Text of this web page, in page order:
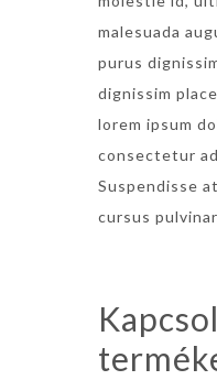
malesuada
purus
dignissim
lorem ipsum
consectetur
Suspendisse
cursus